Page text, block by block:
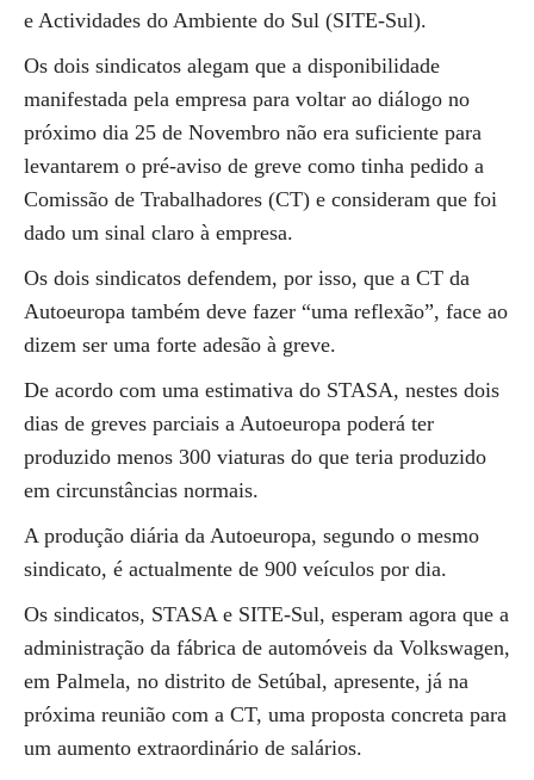
e Actividades do Ambiente do Sul (SITE-Sul).
Os dois sindicatos alegam que a disponibilidade
manifestada pela empresa para voltar ao diálogo no
próximo dia 25 de Novembro não era suficiente para
levantarem o pré-aviso de greve como tinha pedido a
Comissão de Trabalhadores (CT) e consideram que foi
dado um sinal claro à empresa.
Os dois sindicatos defendem, por isso, que a CT da
Autoeuropa também deve fazer “uma reflexão”, face ao
dizem ser uma forte adesão à greve.
De acordo com uma estimativa do STASA, nestes dois
dias de greves parciais a Autoeuropa poderá ter
produzido menos 300 viaturas do que teria produzido
em circunstâncias normais.
A produção diária da Autoeuropa, segundo o mesmo
sindicato, é actualmente de 900 veículos por dia.
Os sindicatos, STASA e SITE-Sul, esperam agora que a
administração da fábrica de automóveis da Volkswagen,
em Palmela, no distrito de Setúbal, apresente, já na
próxima reunião com a CT, uma proposta concreta para
um aumento extraordinário de salários.